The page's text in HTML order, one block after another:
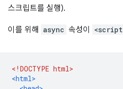
스크립트를 실행).
이를 위해 async 속성이
<!DOCTYPE html>
<html>